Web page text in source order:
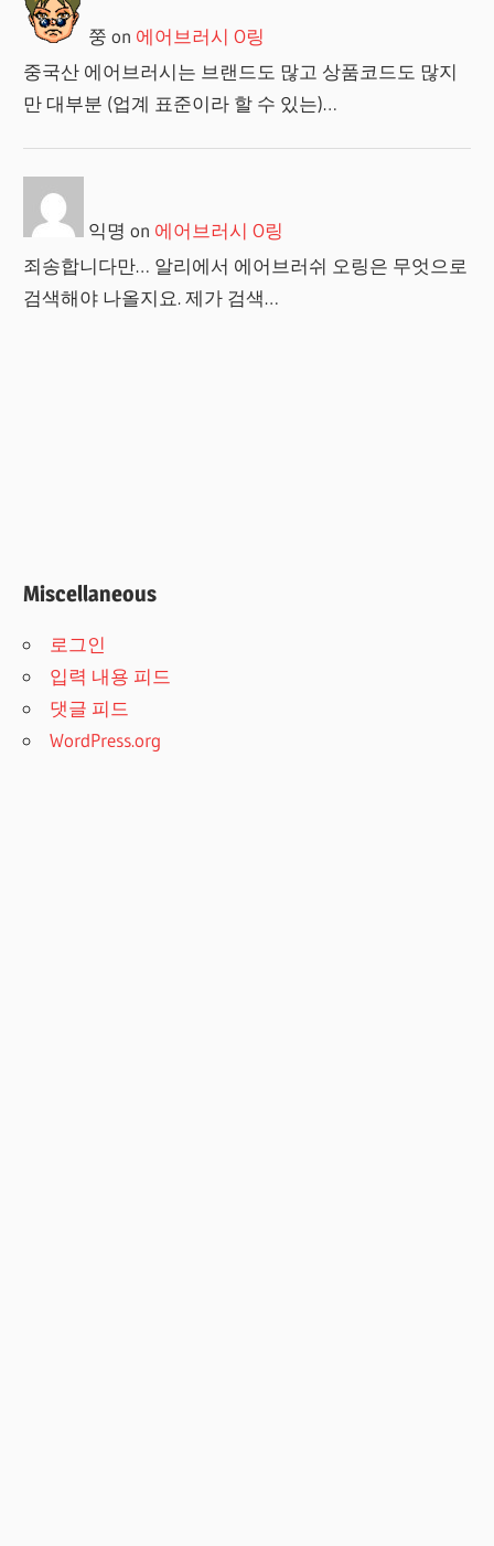
쭝 on 에어브러시 O링
중국산 에어브러시는 브랜드도 많고 상품코드도 많지
만 대부분 (업계 표준이라 할 수 있는)…
익명 on 에어브러시 O링
죄송합니다만… 알리에서 에어브러쉬 오링은 무엇으로
검색해야 나올지요. 제가 검색…
Miscellaneous
로그인
입력 내용 피드
댓글 피드
WordPress.org